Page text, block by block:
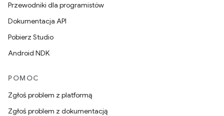
Przewodniki dla programistów
Dokumentacja API
Pobierz Studio
Android NDK
POMOC
Zgłoś problem z platformą
Zgłoś problem z dokumentacją